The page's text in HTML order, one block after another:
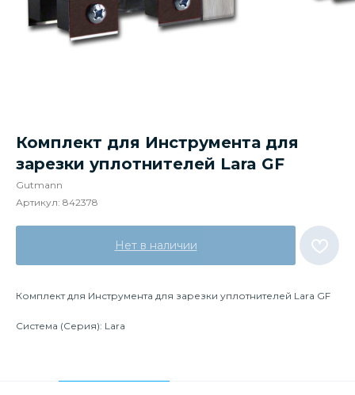
Комплект для Инструмента для
зарезки уплотнителей Lara GF
Gutmann
Артикул: 842378
Нет в наличии
Комплект для Инструмента для зарезки уплотнителей Lara GF
Система (Серия): Lara